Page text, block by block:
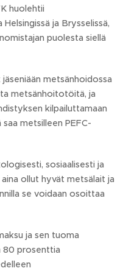
huolehtii
ja Brysselissä,
puolesta siellä
metsänhoidossa
metsänhoitotöitä, ja
kilpailuttamaan
metsilleen PEFC-
sosiaalisesti ja
ollut hyvät metsälait ja
se voidaan osoittaa
ja sen tuoma
80 prosenttia